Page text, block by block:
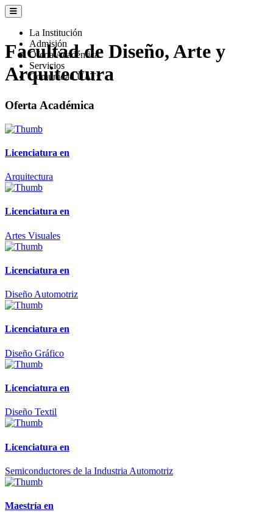
La Institución
Admisión
Oferta Académica
Servicios
Comunidad UATx
Facultad de Diseño, Arte y
Arquitectura
Oferta Académica
Licenciatura en
Arquitectura
Licenciatura en
Artes Visuales
Licenciatura en
Diseño Automotriz
Licenciatura en
Diseño Gráfico
Licenciatura en
Diseño Textil
Licenciatura en
Semiconductores de la Industria Automotriz
Maestría en